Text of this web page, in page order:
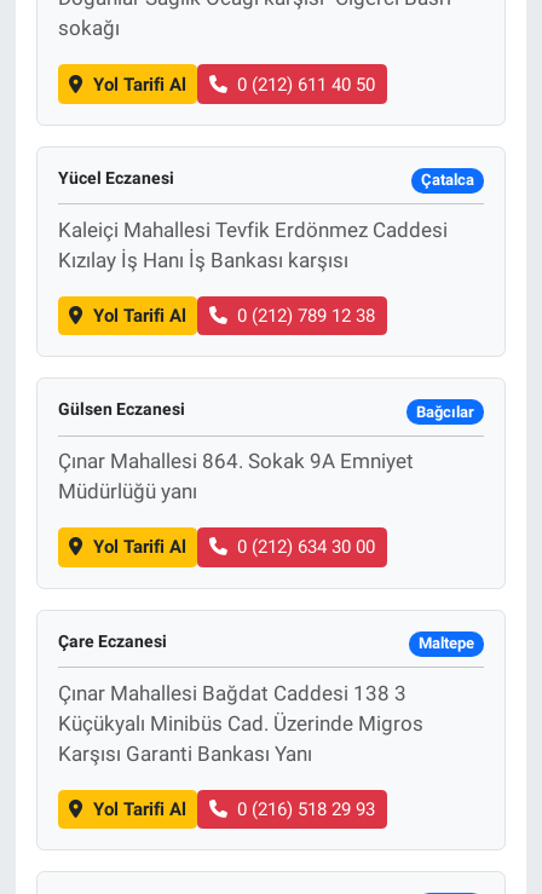
sokağı
Yol Tarifi Al 0 (212) 611 40 50
Yücel Eczanesi Çatalca
Kaleiçi Mahallesi Tevfik Erdönmez Caddesi
Kızılay İş Hanı İş Bankası karşısı
Yol Tarifi Al 0 (212) 789 12 38
Gülsen Eczanesi Bağcılar
Çınar Mahallesi 864. Sokak 9A Emniyet
Müdürlüğü yanı
Yol Tarifi Al 0 (212) 634 30 00
Çare Eczanesi Maltepe
Çınar Mahallesi Bağdat Caddesi 138 3
Küçükyalı Minibüs Cad. Üzerinde Migros
Karşısı Garanti Bankası Yanı
Yol Tarifi Al 0 (216) 518 29 93